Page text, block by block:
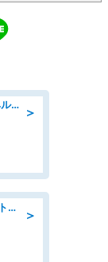
＞
ヘルプデスク/外資系保険業界でのITヘルプデスク業務/駅近/即日勤務可/ヘルプデスク
＞
ホールスタッフ/「未経験者さん&バイトデビューも大歓迎」残業ほぼなし×1日3時間〜勤務OK!フォロー体制も充実/広島県/広島市南区